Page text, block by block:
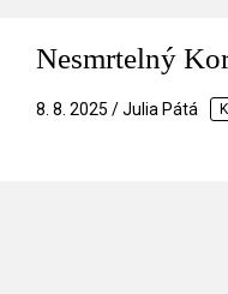
Nesmrtelný
8. 8. 2025 / Julia Pátá